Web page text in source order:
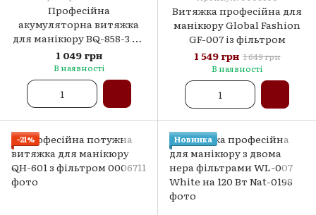
Професійна
акумуляторна витяжка
для манікюру BQ-858-3 на
80Вт. WHITE
1 049 грн
В наявності
Витяжка професійна для
манікюру Global Fashion
GF-007 із фільтром
1 549 грн 1 649 грн
В наявності
−21% Новинка